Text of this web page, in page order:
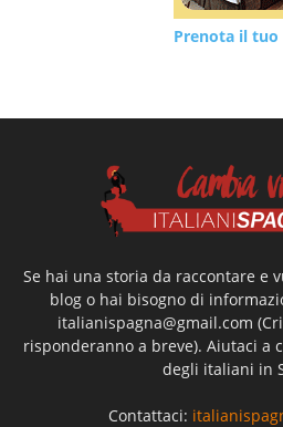
Prenota il
Se hai una storia da raccontare e
blog o hai bisogno di
italianispagna@gmail.com
risponderanno a breve). Aiutaci a
degli italiani in
Contattaci: